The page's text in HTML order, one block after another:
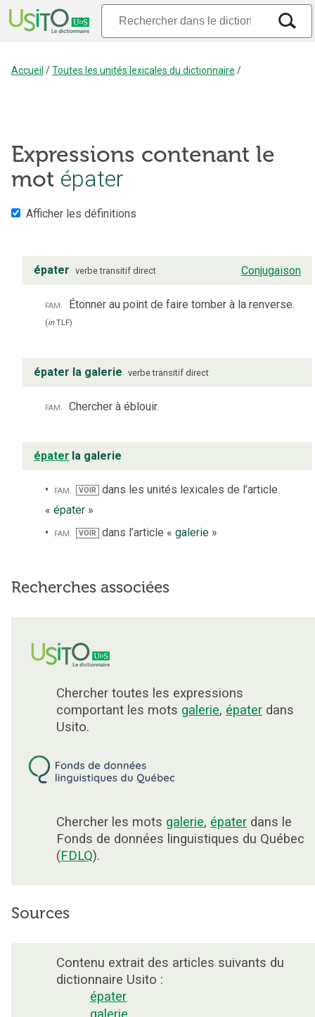
Accueil /Toutes les unités lexicales du dictionnaire /
Expressions contenant le
mot épater
Afficher les définitions
épater verbe transitif direct Conjugaison
fam. Étonner au point de faire tomber à la renverse.
(inTLF)
épater la galerie verbe transitif direct
fam. Chercher à éblouir.
épater la galerie
fam. VOIR dans les unités lexicales de l’article
« épater »
fam.
VOIR dans l’article « galerie»
Recherches associées
Chercher toutes les expressions
comportant les mots galerie, épater dans
Usito.
Chercher les mots galerie, épater dans le
Fonds de données linguistiques du Québec
(FDLQ).
Sources
Contenu extrait des articles suivants du
dictionnaire Usito :
épater